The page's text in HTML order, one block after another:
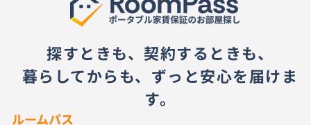
探すときも、契約するときも、
暮らしてからも、ずっと安心を届けま
す。
ルームパス